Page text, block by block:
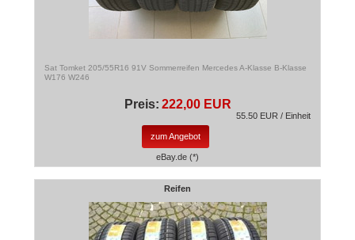
Sat Tomket 205/55R16 91V Sommerreifen Mercedes A-Klasse B-Klasse
W176 W246
Preis: 222,00 EUR
55.50 EUR / Einheit
zum Angebot
eBay.de (*)
Reifen